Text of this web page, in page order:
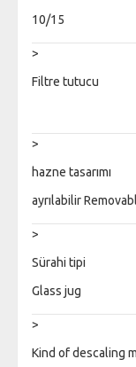
10/15
>
Filtre tutucu
>
hazne tasarımı
ayrılabilir
>
Sürahi tipi
Glass jug
>
Kind of descaling